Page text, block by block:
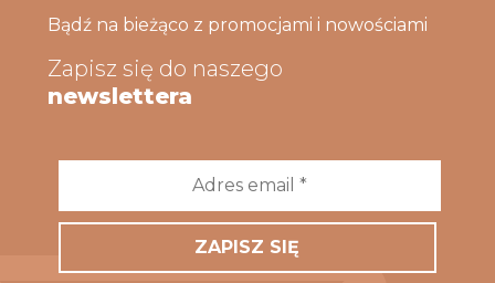
Bądź na bieżąco z promocjami i nowościami
Zapisz się do naszego
newslettera
*